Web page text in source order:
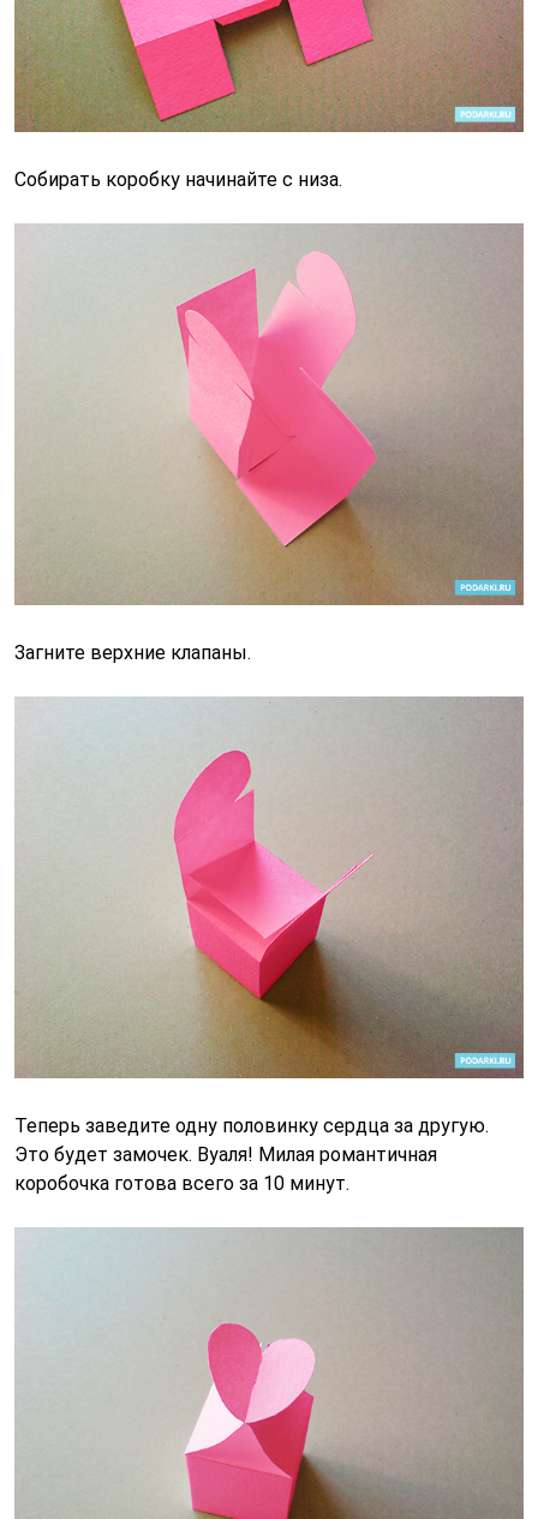
Собирать коробку начинайте с низа.
Загните верхние клапаны.
Теперь заведите одну половинку сердца за другую.
Это будет замочек. Вуаля! Милая романтичная
коробочка готова всего за 10 минут.